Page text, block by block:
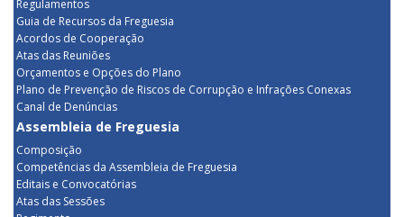
Regulamentos
Guia de Recursos da Freguesia
Acordos de Cooperação
Atas das Reuniões
Orçamentos e Opções do Plano
Plano de Prevenção de Riscos de Corrupção e Infrações Conexas
Canal de Denúncias
Assembleia de Freguesia
Composição
Competências da Assembleia de Freguesia
Editais e Convocatórias
Atas das Sessões